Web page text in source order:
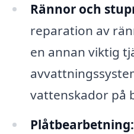
Rännor och
reparation av
en annan viktig
vattenskador på
Plåtbearbetning: